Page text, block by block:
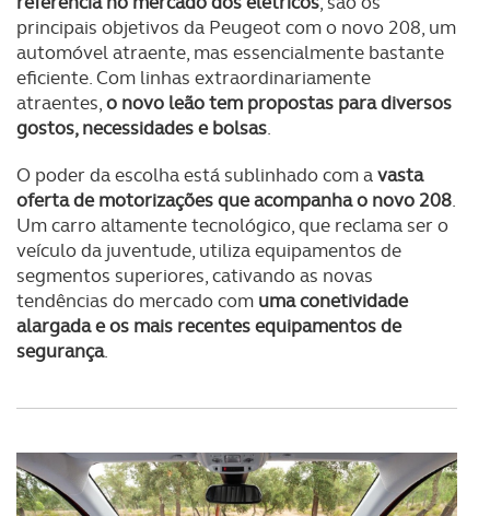
principais objetivos da Peugeot com o novo 208, um
automóvel atraente, mas essencialmente bastante
eficiente. Com linhas extraordinariamente
atraentes,o novo leão tem propostas para diversos
gostos, necessidades e bolsas.
O poder da escolha está sublinhado com avasta
oferta de motorizações que acompanha o novo 208.
Um carro altamente tecnológico, que reclama ser o
veículo da juventude, utiliza equipamentos de
segmentos superiores, cativando as novas
tendências do mercado com uma conetividade
alargada e os mais recentes equipamentos de
segurança.